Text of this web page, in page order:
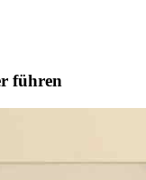
führen